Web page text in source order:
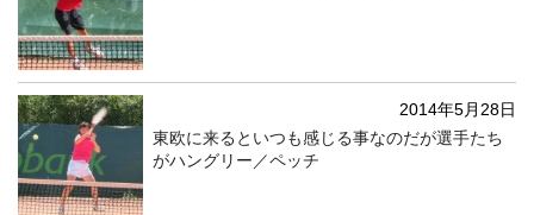
2014年5月28日
東欧に来るといつも感じる事なのだが選手たち
がハングリー／ペッチ